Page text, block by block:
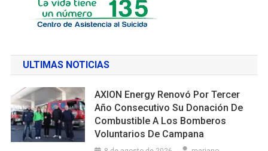
ULTIMAS NOTICIAS
AXION Energy Renovó Por Tercer
Año Consecutivo Su Donación De
Combustible A Los Bomberos
Voluntarios De Campana